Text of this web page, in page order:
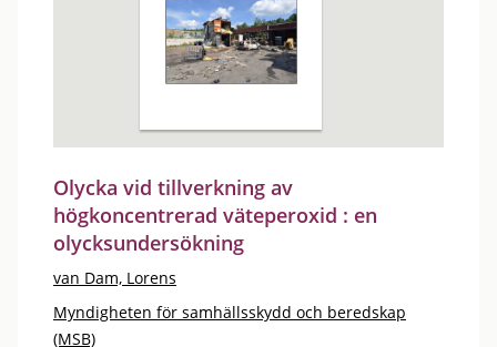
Olycka vid tillverkning av
högkoncentrerad väteperoxid : en
olycksundersökning
van Dam, Lorens
Myndigheten för samhällsskydd och beredskap
(MSB)